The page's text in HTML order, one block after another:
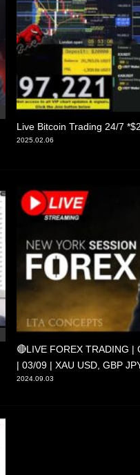
Live Bitcoin Trading 24/7
2025.02.06
🔴LIVE FOREX TRADING |
| 03/09 | XAU USD, GBP
2024.09.03